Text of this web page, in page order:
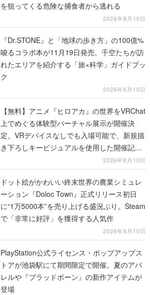
を狙ってくる危険な捕食者から逃れる
2026年8月10日
『Dr.STONE』と「地球の歩き方」の100億%
唆るコラボ本が11月19日発売。千空たちが訪
れたエリアを紹介する「旅×科学」ガイドブッ
ク
2026年8月10日
【無料】アニメ『ヒロアカ』の世界をVRChat
上でめぐる体験型バーチャル展示が開催決
定。VRデバイスなしでも入場可能で、新規描
き下ろしキービジュアルを使用した開催記念
2026年8月10日
ドット絵がかわいい終末世界の農業シミュレ
ーション『Doloc Town』正式リリース初日
に“1万5000本”を売り上げる盛況ぶり。Steam
で「非常に好評」を獲得する人気作
2026年8月10日
PlayStation公式ライセンス・ポップアップス
トアが池袋駅にて期間限定で開催。夏のアパ
レルや『ブラッドボーン』の新作アイテムが
登場